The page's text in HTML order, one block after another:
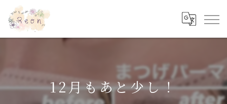
12月もあと少し！